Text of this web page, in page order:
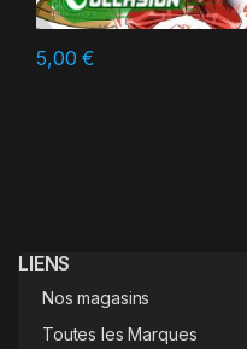
5,00€
LIENS
Nos magasins
Toutes les Marques